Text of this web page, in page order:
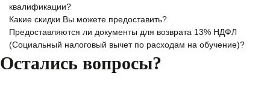
квалификации?
Какие скидки Вы можете предоставить?
Предоставляются ли документы для возврата 13% НДФЛ
(Социальный налоговый вычет по расходам на обучение)?
Остались вопросы?